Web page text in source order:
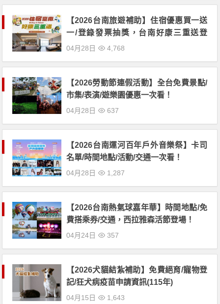
【2026台南旅遊補助】住宿優惠買一送
一/登錄發票抽獎，台南好康三重送登
場！
04月28日 4,768
【2026勞動節連假活動】全台免費景點/
市集/表演/遊樂園優惠一次看！
04月28日 637
【2026台南運河百年戶外音樂祭】卡司
名單/時間地點/活動/交通一次看！
04月28日 1,287
【2026台南熱氣球嘉年華】時間地點/免
費搭乘券/交通，西拉雅森活節登場！
04月24日 357
【2026犬貓結紮補助】免費絕育/寵物登
記/狂犬病疫苗申請資訊(115年)
04月15日 1,643